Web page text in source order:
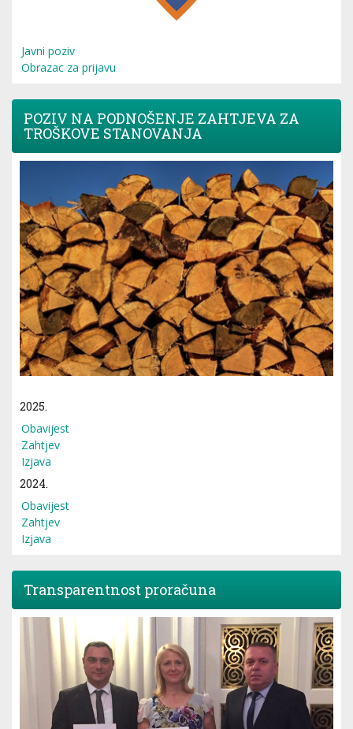
Javni poziv
Obrazac za prijavu
POZIV NA PODNOŠENJE ZAHTJEVA ZA
TROŠKOVE STANOVANJA
2025.
Obavijest
Zahtjev
Izjava
2024.
Obavijest
Zahtjev
Izjava
Transparentnost proračuna